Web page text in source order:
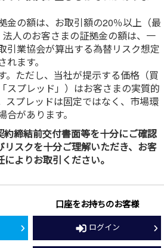
金の額は、お取引額の20％以上（最
人のお客さまの証拠金の額は、一
引業協会が算出する為替リスク想定
ます。
。ただし、当社が提示する価格（買
スプレッド」）はお客さまの実質的
スプレッドは固定ではなく、市場環
があります。
約締結前交付書面等を十分にご確認
リスクを十分ご理解いただき、お客
よりお取引ください。
口座をお持ちのお客様
ログイン